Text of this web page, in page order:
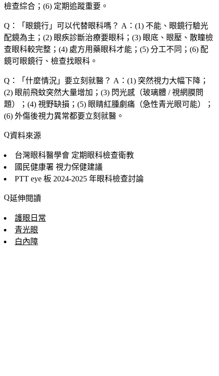
檢查綜合；(6) 定期追蹤重要。
Q：「 眼鏡行 」可以代替眼科嗎？ A：(1) 不能、眼鏡行驗光
配鏡為主；(2) 眼疾診斷治療要眼科；(3) 眼底、眼壓、散瞳檢
查眼科較完整；(4) 處方用藥眼科才能；(5) 分工不同；(6) 配
鏡可眼鏡行、檢查找眼科。
Q：「 什麼情況 」要立刻就醫？ A：(1) 突然視力大幅下降；
(2) 眼前飛蚊突然大量增加；(3) 閃光感（玻璃體 / 視網膜問
題）；(4) 視野缺損；(5) 眼睛紅腫劇痛（急性青光眼可能）；
(6) 外傷後視力異常都要立刻就醫。
資料來源
台灣眼科醫學會 定期眼科檢查衛教
國民健康署 視力保健建議
PTT eye 板 2024-2025 年眼科檢查討論
延伸閱讀
護眼日常
青光眼
白內障